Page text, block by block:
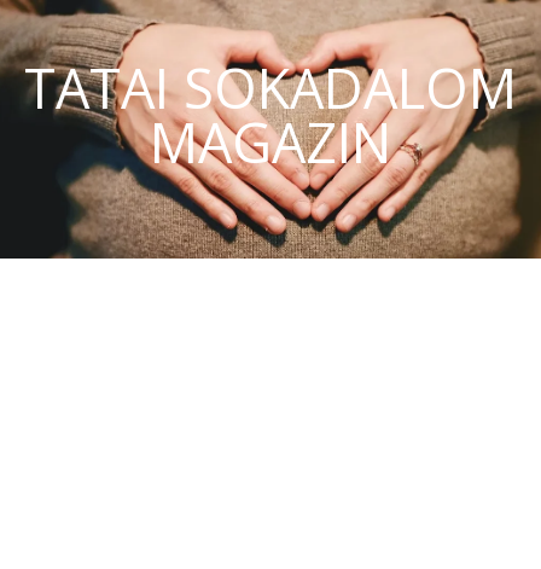
TATAI SOKADALOM
MAGAZIN